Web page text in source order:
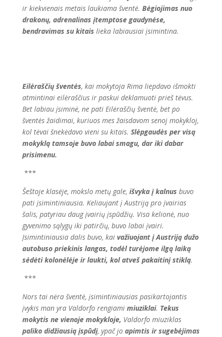
ir kiekvienais metais laukiama šventė. Bėgiojimas nuo
drakonų, adrenalinas įtemptose gaudynėse,
bendravimas su kitais lieka labiausiai įsimintina.
Eilėraščių šventės, kai mokytoja Rima liepdavo išmokti
atmintinai eilėraščius ir paskui deklamuoti prieš tėvus.
Bet labiau įsiminė, ne pati Eilėraščių šventė, bet po
šventės žaidimai, kuriuos mes žaisdavom senoj mokykloj,
kol tėvai šnekėdavo vieni su kitais. Slėpgaudės per visą
mokyklą tamsoje buvo labai smagu, dar iki dabar
prisimenu.
***
Šeštoje klasėje, mokslo metų gale, išvyka į kalnus buvo
pati įsimintiniausia. Keliaujant į Austriją pro įvairias
šalis, patyriau daug įvairių įspūdžių. Visa kelionė, nuo
gyvenimo sąlygų iki patirčių, buvo labai įvairi.
Įsimintiniausia dalis buvo, kai važiuojant į Austriją dužo
autobuso priekinis langas, todėl turėjome ilgą laiką
sėdėti kolonėlėje ir laukti, kol atveš pakaitinį stiklą.
***
Nors tai nėra šventė, įsimintiniausias pasikartojantis
įvykis man yra Valdorfo rengiami miuziklai. Tekus
mokytis ne vienoje mokykloje, Valdorfo miuziklas
paliko didžiausią įspūdį, ypač jo apimtis ir sugebėjimas